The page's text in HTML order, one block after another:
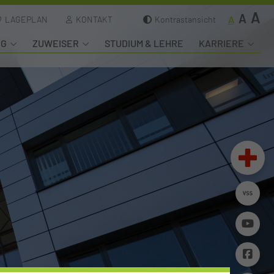
LAGEPLAN KONTAKT Kontrastansicht A A A
ZUWEISER STUDIUM & LEHRE KARRIERE